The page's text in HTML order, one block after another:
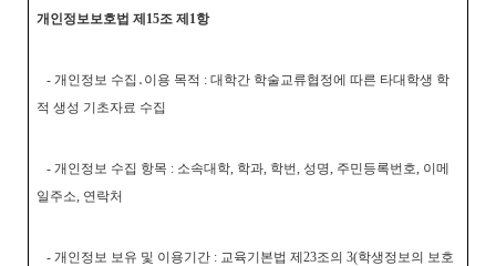
개인정보보호법 제15조 제1항
- 개인정보 수집․이용 목적 : 대학간 학술교류협정에 따른 타대학생 학
적 생성 기초자료 수집
- 개인정보 수집 항목 : 소속대학, 학과, 학번, 성명, 주민등록번호, 이메
일주소, 연락처
- 개인정보 보유 및 이용기간 : 교육기본법 제23조의 3(학생정보의 보호